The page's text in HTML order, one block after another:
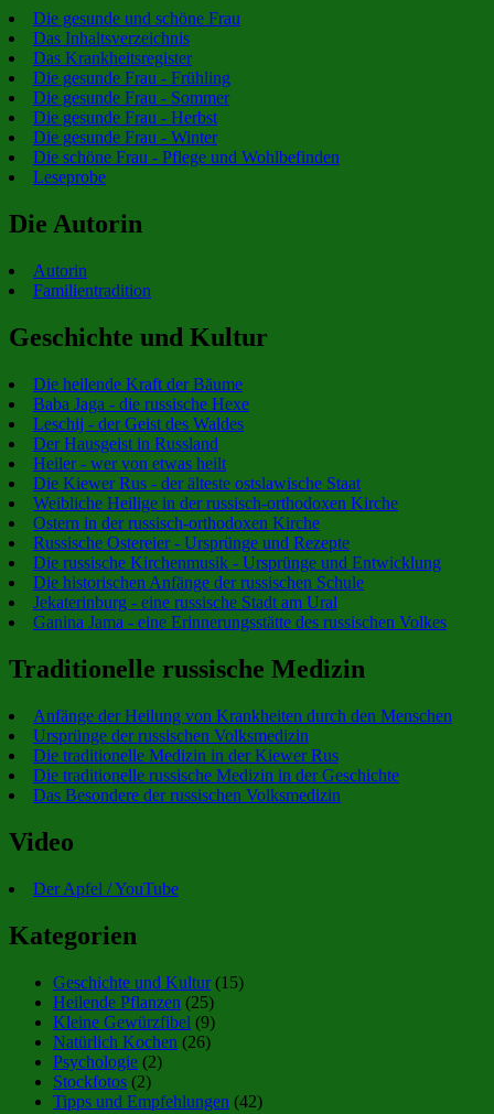
Die gesunde und schöne Frau
Das Inhaltsverzeichnis
Das Krankheitsregister
Die gesunde Frau - Frühling
Die gesunde Frau - Sommer
Die gesunde Frau - Herbst
Die gesunde Frau - Winter
Die schöne Frau - Pflege und Wohlbefinden
Leseprobe
Die Autorin
Autorin
Familientradition
Geschichte und Kultur
Die heilende Kraft der Bäume
Baba Jaga - die russische Hexe
Leschij - der Geist des Waldes
Der Hausgeist in Russland
Heiler - wer von etwas heilt
Die Kiewer Rus - der älteste ostslawische Staat
Weibliche Heilige in der russisch-orthodoxen Kirche
Ostern in der russisch-orthodoxen Kirche
Russische Ostereier - Ursprünge und Rezepte
Die russische Kirchenmusik - Ursprünge und Entwicklung
Die historischen Anfänge der russischen Schule
Jekaterinburg - eine russische Stadt am Ural
Ganina Jama - eine Erinnerungsstätte des russischen Volkes
Traditionelle russische Medizin
Anfänge der Heilung von Krankheiten durch den Menschen
Ursprünge der russischen Volksmedizin
Die traditionelle Medizin in der Kiewer Rus
Die traditionelle russische Medizin in der Geschichte
Das Besondere der russischen Volksmedizin
Video
Der Apfel / YouTube
Kategorien
Geschichte und Kultur(15)
Heilende Pflanzen (25)
Kleine Gewürzfibel (9)
Natürlich Kochen (26)
Psychologie (2)
Stockfotos (2)
Tipps und Empfehlungen (42)